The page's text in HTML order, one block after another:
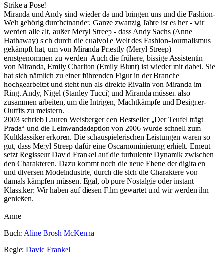
Strike a Pose!
Miranda und Andy sind wieder da und bringen uns und die Fashion-
Welt gehörig durcheinander. Ganze zwanzig Jahre ist es her - wir
werden alle alt, außer Meryl Streep - dass Andy Sachs (Anne
Hathaway) sich durch die qualvolle Welt des Fashion-Journalismus
gekämpft hat, um von Miranda Priestly (Meryl Streep)
ernstgenommen zu werden. Auch die frühere, bissige Assistentin
von Miranda, Emily Charlton (Emily Blunt) ist wieder mit dabei. Sie
hat sich nämlich zu einer führenden Figur in der Branche
hochgearbeitet und steht nun als direkte Rivalin von Miranda im
Ring. Andy, Nigel (Stanley Tucci) und Miranda müssen also
zusammen arbeiten, um die Intrigen, Machtkämpfe und Designer-
Outfits zu meistern.
2003 schrieb Lauren Weisberger den Bestseller „Der Teufel trägt
Prada“ und die Leinwandadaption von 2006 wurde schnell zum
Kultklassiker erkoren. Die schauspielerischen Leistungen waren so
gut, dass Meryl Streep dafür eine Oscarnominierung erhielt. Erneut
setzt Regisseur David Frankel auf die turbulente Dynamik zwischen
den Charakteren. Dazu kommt noch die neue Ebene der digitalen
und diversen Modeindustrie, durch die sich die Charaktere von
damals kämpfen müssen. Egal, ob pure Nostalgie oder instant
Klassiker: Wir haben auf diesen Film gewartet und wir werden ihn
genießen.
Anne
Buch: Aline Brosh McKenna
Regie: David Frankel